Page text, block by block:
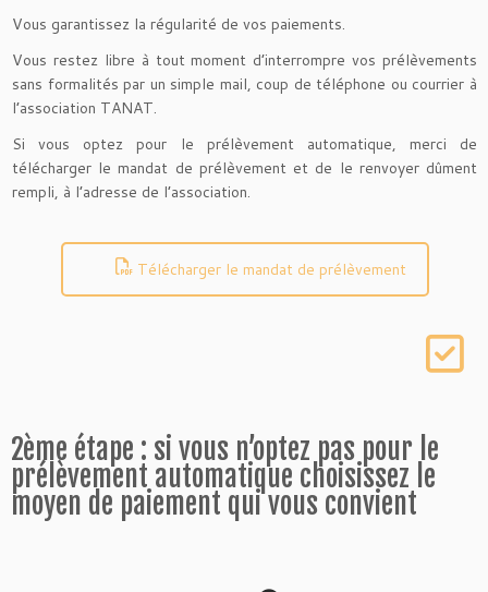
Vous garantissez la régularité de vos paiements.
Vous restez libre à tout moment d’interrompre vos prélèvements
sans formalités par un simple mail, coup de téléphone ou courrier à
l’association TANAT.
Si vous optez pour le prélèvement automatique, merci de
télécharger le mandat de prélèvement et de le renvoyer dûment
rempli, à l’adresse de l’association.
Télécharger le mandat de prélèvement
2ème étape : si vous n’optez pas pour le
prélèvement automatique choisissez le
moyen de paiement qui vous convient